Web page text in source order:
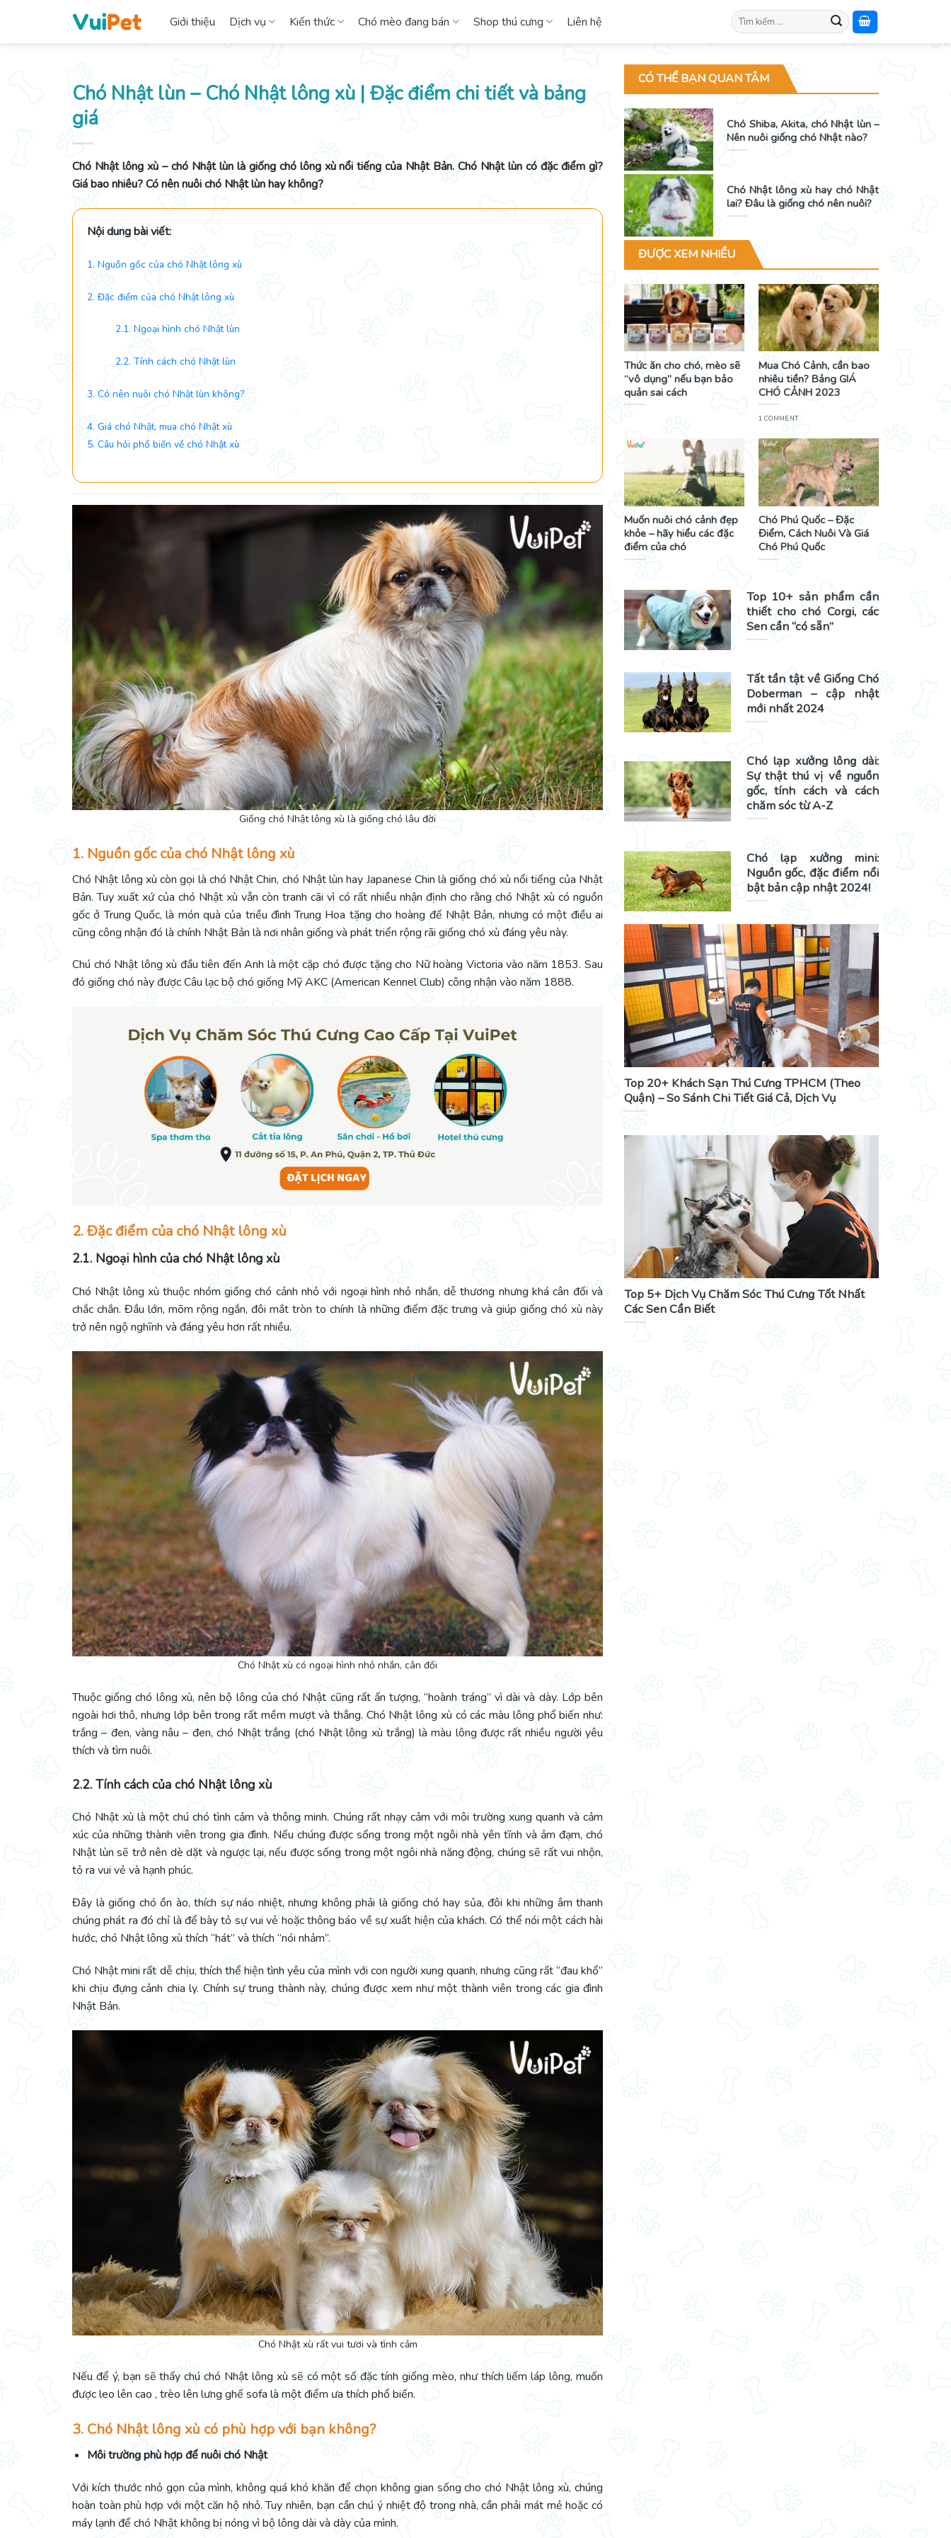
content
Giới thiệu Dịch vụ Kiến thức Chó mèo đang bán Shop thú cưng Liên hệ
Search
for:
Chó Nhật lùn – Chó Nhật lông xù | Đặc điểm chi tiết và bảng
giá
Chó Nhật lông xù – chó Nhật lùn là giống chó lông xù nổi tiếng của Nhật Bản. Chó Nhật lùn có đặc điểm gì?
Giá bao nhiêu? Có nên nuôi chó Nhật lùn hay không?
Nội dung bài viết:
1. Nguồn gốc của chó Nhật lông xù
2. Đặc điểm của chó Nhật lông xù
2.1. Ngoại hình chó Nhật lùn
2.2. Tính cách chó Nhật lùn
3. Có nên nuôi chó Nhật lùn không?
4. Giá chó Nhật, mua chó Nhật xù
5. Câu hỏi phổ biến về chó Nhật xù
Giống chó Nhật lông xù là giống chó lâu đời
1. Nguồn gốc của chó Nhật lông xù
Chó Nhật lông xù còn gọi là chó Nhật Chin, chó Nhật lùn hay Japanese Chin là giống chó xù nổi tiếng của Nhật
Bản. Tuy xuất xứ của chó Nhật xù vẫn còn tranh cãi vì có rất nhiều nhận định cho rằng chó Nhật xù có nguồn
gốc ở Trung Quốc, là món quà của triều đình Trung Hoa tặng cho hoàng đế Nhật Bản, nhưng có một điều ai
cũng công nhận đó là chính Nhật Bản là nơi nhân giống và phát triển rộng rãi giống chó xù đáng yêu này.
Chú chó Nhật lông xù đầu tiên đến Anh là một cặp chó được tặng cho Nữ hoàng Victoria vào năm 1853. Sau
đó giống chó này được Câu lạc bộ chó giống Mỹ AKC (American Kennel Club) công nhận vào năm 1888.
2. Đặc điểm của chó Nhật lông xù
2.1. Ngoại hình của chó Nhật lông xù
Chó Nhật lông xù thuộc nhóm giống chó cảnh nhỏ với ngoại hình nhỏ nhắn, dễ thương nhưng khá cân đối và
chắc chắn. Đầu lớn, mõm rộng ngắn, đôi mắt tròn to chính là những điểm đặc trưng và giúp giống chó xù này
trở nên ngộ nghĩnh và đáng yêu hơn rất nhiều.
Chó Nhật xù có ngoại hình nhỏ nhắn, cân đối
Thuộc giống chó lông xù, nên bộ lông của chó Nhật cũng rất ấn tượng, “hoành tráng” vì dài và dày. Lớp bên
ngoài hơi thô, nhưng lớp bên trong rất mềm mượt và thẳng. Chó Nhật lông xù có các màu lông phổ biến như:
trắng – đen, vàng nâu – đen, chó Nhật trắng (chó Nhật lông xù trắng) là màu lông được rất nhiều người yêu
thích và tìm nuôi.
2.2. Tính cách của chó Nhật lông xù
Chó Nhật xù là một chú chó tình cảm và thông minh. Chúng rất nhạy cảm với môi trường xung quanh và cảm
xúc của những thành viên trong gia đình. Nếu chúng được sống trong một ngôi nhà yên tĩnh và ảm đạm, chó
Nhật lùn sẽ trở nên dè dặt và ngược lại, nếu được sống trong một ngôi nhà năng động, chúng sẽ rất vui nhộn,
tỏ ra vui vẻ và hạnh phúc.
Đây là giống chó ồn ào, thích sự náo nhiệt, nhưng không phải là giống chó hay sủa, đôi khi những âm thanh
chúng phát ra đó chỉ là để bày tỏ sự vui vẻ hoặc thông báo về sự xuất hiện của khách. Có thể nói một cách hài
hước, chó Nhật lông xù thích “hát” và thích “nói nhảm”.
Chó Nhật mini rất dễ chịu, thích thể hiện tình yêu của mình với con người xung quanh, nhưng cũng rất “đau khổ”
khi chịu đựng cảnh chia ly. Chính sự trung thành này, chúng được xem như một thành viên trong các gia đình
Nhật Bản.
Chó Nhật xù rất vui tươi và tình cảm
Nếu để ý, bạn sẽ thấy chú chó Nhật lông xù sẽ có một số đặc tính giống mèo, như thích liếm láp lông, muốn
được leo lên cao , trèo lên lưng ghế sofa là một điểm ưa thích phổ biến.
3. Chó Nhật lông xù có phù hợp với bạn không?
Môi trường phù hợp để nuôi chó Nhật
Với kích thước nhỏ gọn của mình, không quá khó khăn để chọn không gian sống cho chó Nhật lông xù, chúng
hoàn toàn phù hợp với một căn hộ nhỏ. Tuy nhiên, bạn cần chú ý nhiệt độ trong nhà, cần phải mát mẻ hoặc có
máy lạnh để chó Nhật không bị nóng vì bộ lông dài và dày của mình.
CÓ THỂ BẠN QUAN TÂM
Chó Shiba, Akita, chó Nhật lùn –
Nên nuôi giống chó Nhật nào?
Chó Nhật lông xù hay chó Nhật
lai? Đâu là giống chó nên nuôi?
ĐƯỢC XEM NHIỀU
Thức ăn cho chó, mèo sẽ
“vô dụng” nếu bạn bảo
quản sai cách
Mua Chó Cảnh, cần bao
nhiêu tiền? Bảng GIÁ
CHÓ CẢNH 2023
1 COMMENT
Muốn nuôi chó cảnh đẹp
khỏe – hãy hiểu các đặc
điểm của chó
Chó Phú Quốc – Đặc
Điểm, Cách Nuôi Và Giá
Chó Phú Quốc
Top 10+ sản phẩm cần
thiết cho chó Corgi, các
Sen cần “có sẵn”
Tất tần tật về Giống Chó
Doberman – cập nhật
mới nhất 2024
Chó lạp xưởng lông dài:
Sự thật thú vị về nguồn
gốc, tính cách và cách
chăm sóc từ A-Z
Chó lạp xưởng mini:
Nguồn gốc, đặc điểm nổi
bật bản cập nhật 2024!
Top 20+ Khách Sạn Thú Cưng TPHCM (Theo
Quận) – So Sánh Chi Tiết Giá Cả, Dịch Vụ
Top 5+ Dịch Vụ Chăm Sóc Thú Cưng Tốt Nhất
Các Sen Cần Biết